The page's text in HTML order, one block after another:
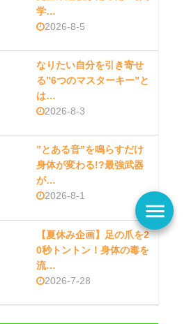
学…
2026-8-5
なりたい自分を引き寄せ
る”6つのマスターキー”と
は…
2026-8-3
”とある音”を鳴らすだけ
身体が変わる!?最強武器
が…
2026-8-1
【夏休み企画】足の爪を2
0秒トントン！身体の毒を
流…
2026-7-28
menu